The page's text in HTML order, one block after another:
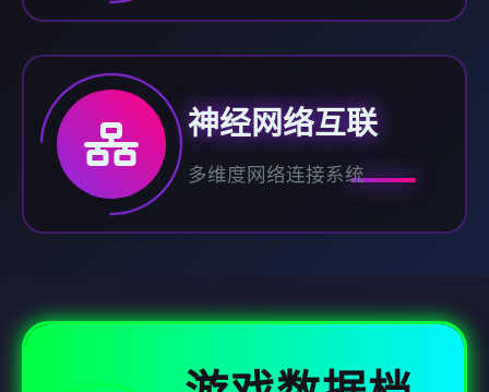
神经网络互联
多维度网络连接系统